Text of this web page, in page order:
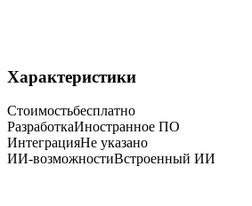
Характеристики
Стоимостьбесплатно
РазработкаИностранное ПО
ИнтеграцияНе указано
ИИ-возможностиВстроенный ИИ